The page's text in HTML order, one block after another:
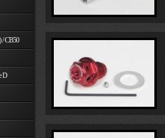
CB50
D